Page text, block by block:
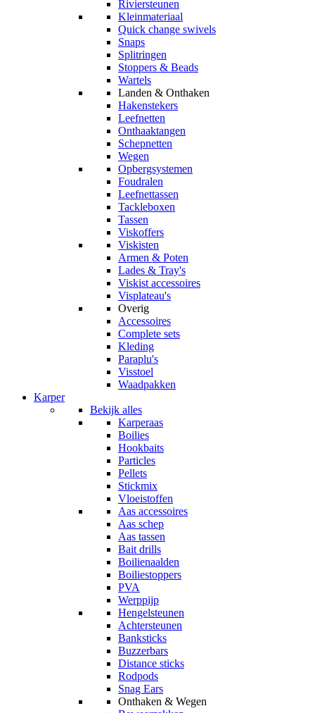
Riviersteunen
Kleinmateriaal
Quick change swivels
Snaps
Splitringen
Stoppers & Beads
Wartels
Landen & Onthaken
Hakenstekers
Leefnetten
Onthaaktangen
Schepnetten
Wegen
Opbergsystemen
Foudralen
Leefnettassen
Tackleboxen
Tassen
Viskoffers
Viskisten
Armen & Poten
Lades & Tray's
Viskist accessoires
Visplateau's
Overig
Accessoires
Complete sets
Kleding
Paraplu's
Visstoel
Waadpakken
Karper
Bekijk alles
Karperaas
Boilies
Hookbaits
Particles
Pellets
Stickmix
Vloeistoffen
Aas accessoires
Aas schep
Aas tassen
Bait drills
Boilienaalden
Boiliestoppers
PVA
Werppijp
Hengelsteunen
Achtersteunen
Banksticks
Buzzerbars
Distance sticks
Rodpods
Snag Ears
Onthaken & Wegen